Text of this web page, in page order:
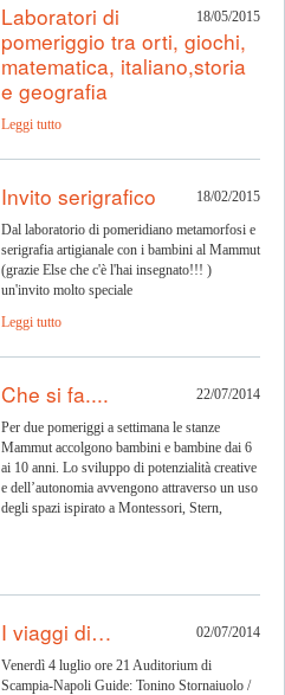
18/05/2015
Laboratori di
pomeriggio tra orti, giochi,
matematica, italiano,storia
e geografia
Leggi tutto
18/02/2015
Invito serigrafico
Dal laboratorio di pomeridiano metamorfosi e
serigrafia artigianale con i bambini al Mammut
(grazie Else che c'è l'hai insegnato!!! )
un'invito molto speciale
Leggi tutto
22/07/2014
Che si fa....
Per due pomeriggi a settimana le stanze
Mammut accolgono bambini e bambine dai 6
ai 10 anni. Lo sviluppo di potenzialità creative
e dell’autonomia avvengono attraverso un uso
degli spazi ispirato a Montessori, Stern,
02/07/2014
I viaggi di…
Venerdì 4 luglio ore 21 Auditorium di
Scampia-Napoli Guide: Tonino Stornaiuolo /